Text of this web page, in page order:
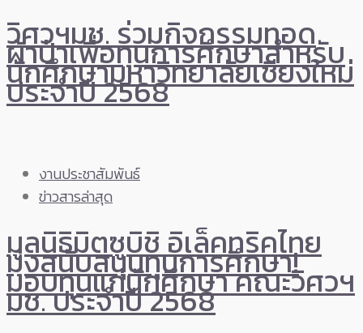
วิศวฯมช. ร่วมกิจกรรมทอด
ผ้าป่าเพื่อทุนการศึกษาสำหรับ
นักศึกษามหาวิทยาลัยเชียงใหม่
ประจำปี 2568
งานประชาสัมพันธ์
ข่าวสารล่าสุด
มูลนิธิมิตซูบิชิ อิเล็คทริคไทย
มุ่งสนับสนุนทุนการศึกษา!
มอบทุนแก่นักศึกษา คณะวิศวฯ
มช. ประจำปี 2568